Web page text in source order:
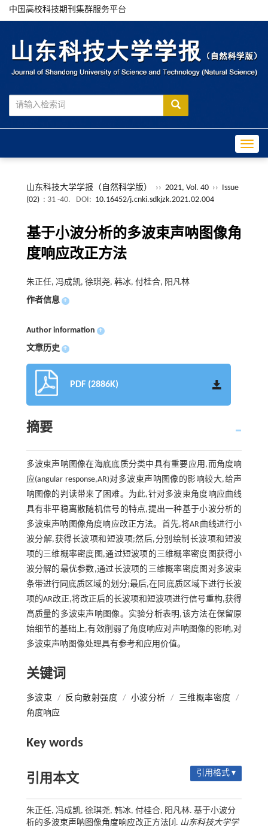
中国高校科技期刊集群服务平台
山东科技大学学报（自然科学版） ›› 2021, Vol. 40 ›› Issue
(02) : 31 -40. DOI: 10.16452/j.cnki.sdkjzk.2021.02.004
基于小波分析的多波束声呐图像角
度响应改正方法
朱正任, 冯成凯, 徐琪尧, 韩冰, 付桂合, 阳凡林
作者信息 +
Author information +
文章历史 +
PDF (2886K)
摘要
多波束声呐图像在海底底质分类中具有重要应用,而角度响
应(angular response,AR)对多波束声呐图像的影响较大,给声
呐图像的判读带来了困难。为此,针对多波束角度响应曲线
具有非平稳离散随机信号的特点,提出一种基于小波分析的
多波束声呐图像角度响应改正方法。首先,将AR曲线进行小
波分解,获得长波项和短波项;然后,分别绘制长波项和短波
项的三维概率密度图,通过短波项的三维概率密度图获得小
波分解的最优参数,通过长波项的三维概率密度图对多波束
条带进行同底质区域的划分;最后,在同底质区域下进行长波
项的AR改正,将改正后的长波项和短波项进行信号重构,获得
高质量的多波束声呐图像。实验分析表明,该方法在保留原
始细节的基础上,有效削弱了角度响应对声呐图像的影响,对
多波束声呐图像处理具有参考和应用价值。
关键词
多波束 / 反向散射强度 / 小波分析 / 三维概率密度
/
角度响应
Key words
引用本文 引用格式 ▾
朱正任, 冯成凯, 徐琪尧, 韩冰, 付桂合, 阳凡林. 基于小波分
析的多波束声呐图像角度响应改正方法[J]. 山东科技大学学